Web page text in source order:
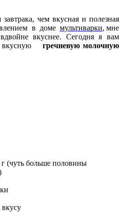
чем вкусная и полезная
в доме мультиварки, мне
вкуснее. Сегодня я вам
вкуснуюгречневую молочную
(чуть больше половины